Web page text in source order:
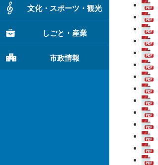
文化・スポーツ・観光
しごと・産業
市政情報